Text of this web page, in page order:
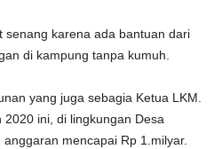
senang karena ada bantuan dari
di kampung tanpa kumuh.
yang juga sebagia Ketua LKM.
ini, di lingkungan Desa
mencapai Rp 1.milyar.